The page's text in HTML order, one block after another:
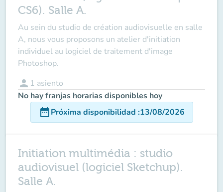
CS6). Salle A.
Au sein du studio de création audiovisuelle en salle
A, nous vous proposons un atelier d'initiation
individuel au logiciel de traitement d'image
Photoshop.
person 1 asiento
No hay franjas horarias disponibles hoy
date_rangePróxima disponibilidad :13/08/2026
Initiation multimédia : studio
audiovisuel (logiciel Sketchup).
Salle A.